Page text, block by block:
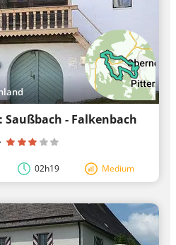
- Falkenbach
·
02h19 Medium